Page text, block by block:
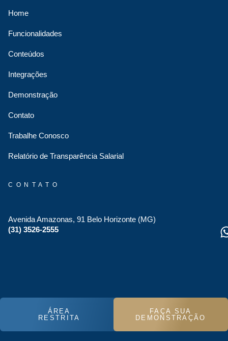
Home
Funcionalidades
Conteúdos
Integrações
Demonstração
Contato
Trabalhe Conosco
Relatório de Transparência Salarial
CONTATO
Avenida Amazonas, 91 Belo Horizonte (MG)
(31) 3526-2555
ÁREA
RESTRITA
FAÇA SUA
DEMONSTRAÇÃO